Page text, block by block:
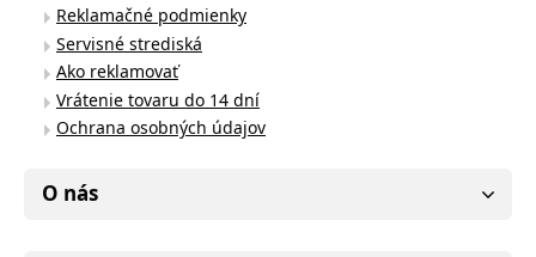
Reklamačné podmienky
Servisné strediská
Ako reklamovať
Vrátenie tovaru do 14 dní
Ochrana osobných údajov
O nás